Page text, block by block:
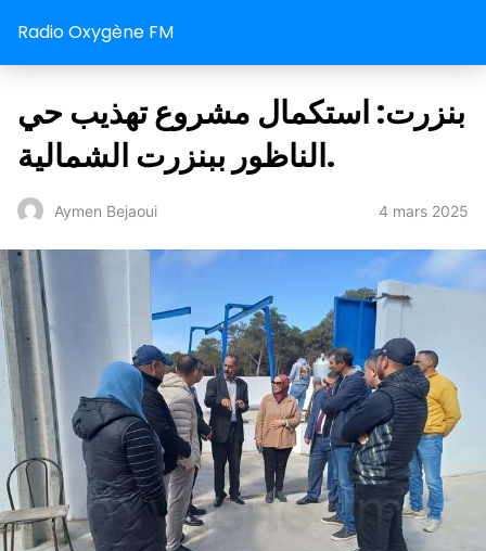
Radio Oxygène FM
بنزرت: استكمال مشروع تهذيب حي
الناظور ببنزرت الشمالية.
Aymen Bejaoui 4 mars 2025